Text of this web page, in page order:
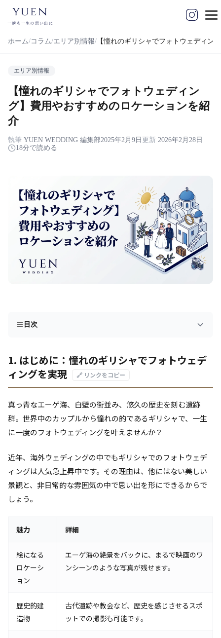
yuen
一瞬を一生の思い出に
ホーム コラム エリア別情報 【憧れのギリシャでフォトウェディン
エリア別情報
【憧れのギリシャでフォトウェディン
グ】費用やおすすめのロケーションを紹
介
執筆 YUEN WEDDING 編集部2025年2月9日 更新 2026年2月28日
18分で読める
目次
1. はじめに：憧れのギリシャでフォトウェデ
ィングを実現
🔗 リンクをコピー
真っ青なエーゲ海、白壁の街並み、悠久の歴史を刻む遺跡
群。世界中のカップルから憧れの的であるギリシャで、一生
に一度のフォトウェディングを叶えませんか？
近年、海外ウェディングの中でもギリシャでのフォトウェデ
ィングは人気急上昇中です。その理由は、他にはない美しい
景観と、非日常的な雰囲気の中で思い出を形にできるからで
しょう。
魅力 詳細
絵になる
ロケーシ
ョン
エーゲ海の絶景をバックに、まるで映画のワ
ンシーンのような写真が残せます。
歴史的建
造物
古代遺跡や教会など、歴史を感じさせるスポ
ットでの撮影も可能です。